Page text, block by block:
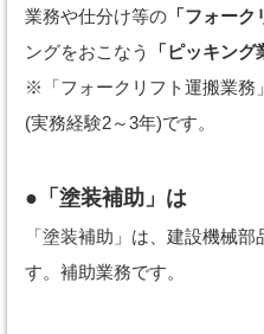
業務や仕分け等の 「フォーク
ングをおこなう
「ピッキング
※「フォークリフト運搬業務
(実務経験2～3年)です。
●「塗装補助」は
「塗装補助」は、建設機械
す。補助業務です。